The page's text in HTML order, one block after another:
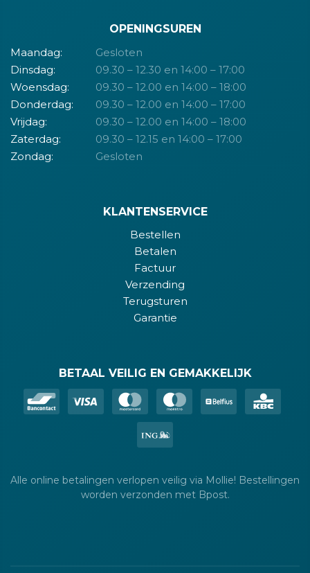
OPENINGSUREN
Maandag:
Gesloten
Dinsdag:
09.30 – 12.30 en 14:00 – 17:00
Woensdag:
09.30 – 12.00 en 14:00 – 18:00
Donderdag:
09.30 – 12.00 en 14:00 – 17:00
Vrijdag:
09.30 – 12.00 en 14:00 – 18:00
Zaterdag:
09.30 – 12.15 en 14:00 – 17:00
Zondag:
Gesloten
KLANTENSERVICE
Bestellen
Betalen
Factuur
Verzending
Terugsturen
Garantie
BETAAL VEILIG EN GEMAKKELIJK
Alle online betalingen verlopen veilig via Mollie! Bestellingen
worden verzonden met Bpost.